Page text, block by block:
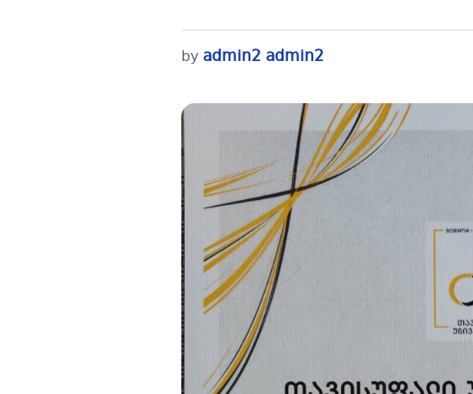
by admin2 admin2